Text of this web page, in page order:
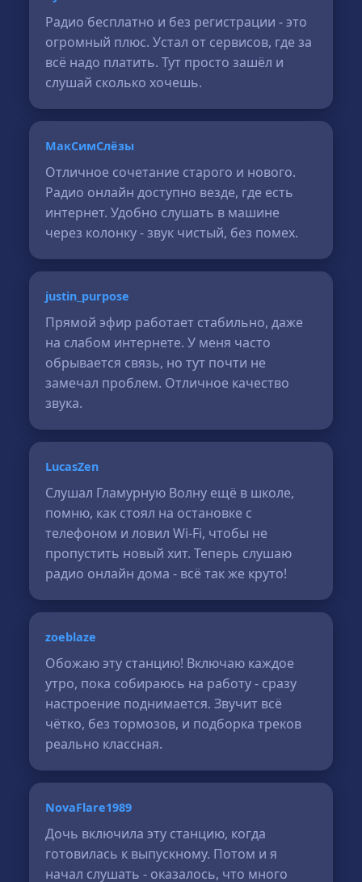
Радио бесплатно и без регистрации - это
огромный плюс. Устал от сервисов, где за
всё надо платить. Тут просто зашёл и
слушай сколько хочешь.
МакСимСлёзы
Отличное сочетание старого и нового.
Радио онлайн доступно везде, где есть
интернет. Удобно слушать в машине
через колонку - звук чистый, без помех.
justin_purpose
Прямой эфир работает стабильно, даже
на слабом интернете. У меня часто
обрывается связь, но тут почти не
замечал проблем. Отличное качество
звука.
LucasZen
Слушал Гламурную Волну ещё в школе,
помню, как стоял на остановке с
телефоном и ловил Wi-Fi, чтобы не
пропустить новый хит. Теперь слушаю
радио онлайн дома - всё так же круто!
zoeblaze
Обожаю эту станцию! Включаю каждое
утро, пока собираюсь на работу - сразу
настроение поднимается. Звучит всё
чётко, без тормозов, и подборка треков
реально классная.
NovaFlare1989
Дочь включила эту станцию, когда
готовилась к выпускному. Потом и я
начал слушать - оказалось, что много